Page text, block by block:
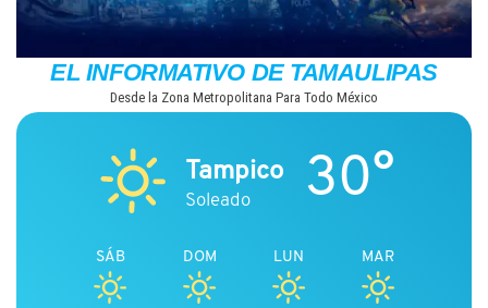
EL INFORMATIVO DE TAMAULIPAS
Desde la Zona Metropolitana Para Todo México
Tampico
Soleado 30°
SÁB DOM LUN MAR